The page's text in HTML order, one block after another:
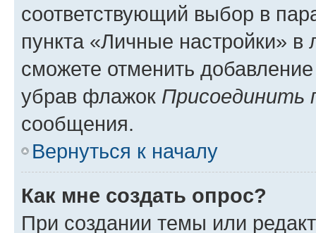
соответствующий выбор в
пункта «Личные настройки»
сможете отменить
убрав флажок Присоединить
сообщения.
Вернуться к началу
Как мне создать опрос?
При создании темы или